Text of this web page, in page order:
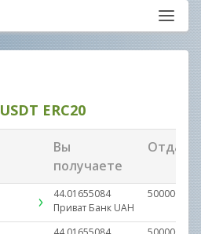
USDT ERC20
Вы
получаете
44.01655084
Приват Банк UAH